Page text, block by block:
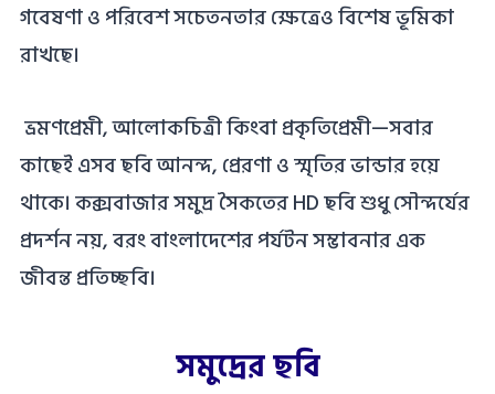
গবেষণা ও পরিবেশ সচেতনতার ক্ষেত্রেও বিশেষ ভূমিকা
রাখছে।
ভ্রমণপ্রেমী, আলোকচিত্রী কিংবা প্রকৃতিপ্রেমী—সবার
কাছেই এসব ছবি আনন্দ, প্রেরণা ও স্মৃতির ভান্ডার হয়ে
থাকে। কক্সবাজার সমুদ্র সৈকতের HD ছবি শুধু সৌন্দর্যের
প্রদর্শন নয়, বরং বাংলাদেশের পর্যটন সম্ভাবনার এক
জীবন্ত প্রতিচ্ছবি।
সমুদ্রের ছবি